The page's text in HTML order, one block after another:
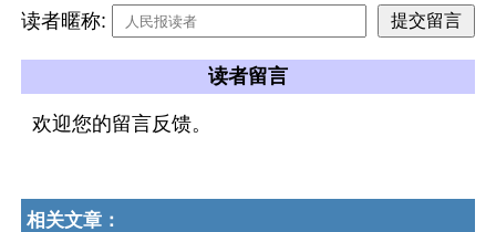
读者暱称:
读者留言
欢迎您的留言反馈。
相关文章：